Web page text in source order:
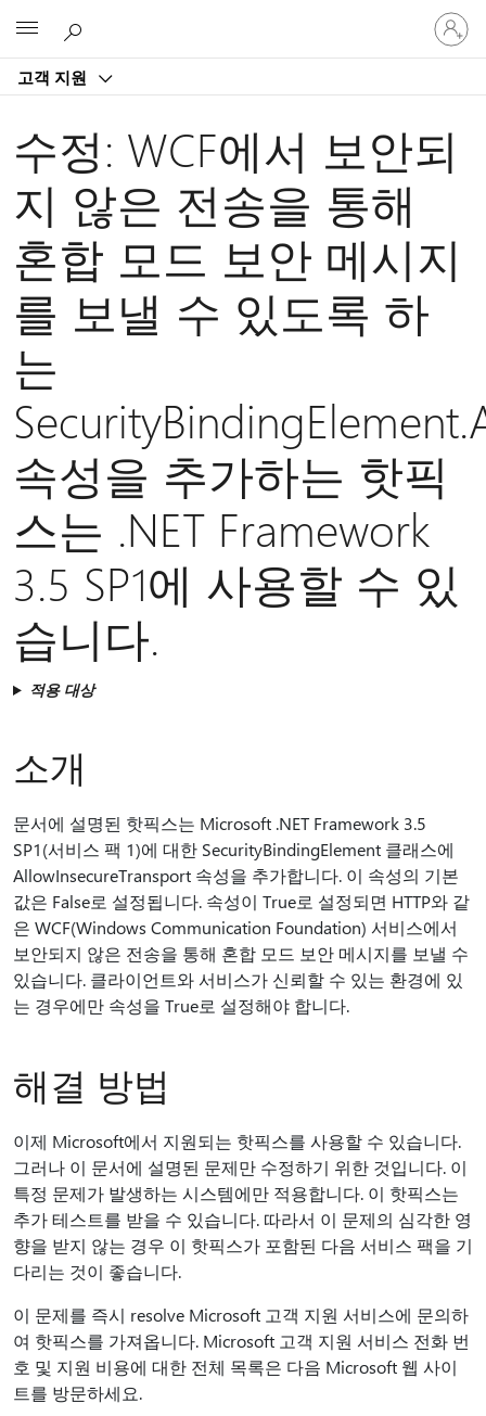
고객 지원
귀
하
계
그
수정: WCF에서 보안되
지 않은 전송을 통해
혼합 모드 보안 메시지
를 보낼 수 있도록 하
는
속성을 추가하는 핫픽
스는 .NET Framework
3.5 SP1에 사용할 수 있
습니다.
적용 대상
소개
문서에 설명된 핫픽스는 Microsoft .NET Framework 3.5
SP1(서비스 팩 1)에 대한 SecurityBindingElement 클래스에
AllowInsecureTransport 속성을 추가합니다. 이 속성의 기본
값은 False로 설정됩니다. 속성이 True로 설정되면 HTTP와 같
은 WCF(Windows Communication Foundation) 서비스에서
보안되지 않은 전송을 통해 혼합 모드 보안 메시지를 보낼 수
있습니다. 클라이언트와 서비스가 신뢰할 수 있는 환경에 있
는 경우에만 속성을 True로 설정해야 합니다.
해결 방법
이제 Microsoft에서 지원되는 핫픽스를 사용할 수 있습니다.
그러나 이 문서에 설명된 문제만 수정하기 위한 것입니다. 이
특정 문제가 발생하는 시스템에만 적용합니다. 이 핫픽스는
추가 테스트를 받을 수 있습니다. 따라서 이 문제의 심각한 영
향을 받지 않는 경우 이 핫픽스가 포함된 다음 서비스 팩을 기
다리는 것이 좋습니다.
이 문제를 즉시 resolve Microsoft 고객 지원 서비스에 문의하
여 핫픽스를 가져옵니다. Microsoft 고객 지원 서비스 전화 번
호 및 지원 비용에 대한 전체 목록은 다음 Microsoft 웹 사이
트를 방문하세요.